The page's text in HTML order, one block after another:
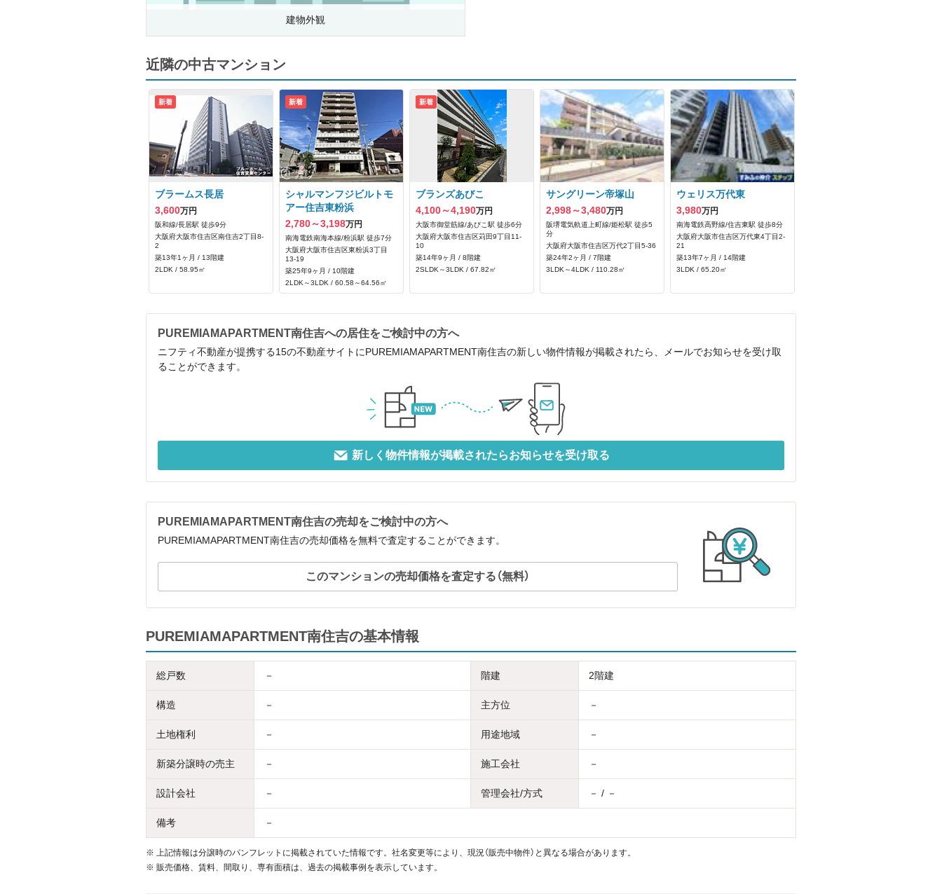
建物外観
近隣の中古マンション
新着
ブラームス長居
3,600万円
阪和線/長居駅 徒歩9分
大阪府大阪市住吉区南住吉2丁目8-
2
築13年1ヶ月 / 13階建
2LDK / 58.95㎡
新着
シャルマンフジビルトモ
アー住吉東粉浜
2,780～3,198万円
南海電鉄南海本線/粉浜駅 徒歩7分
大阪府大阪市住吉区東粉浜3丁目
13-19
築25年9ヶ月 / 10階建
2LDK～3LDK / 60.58～64.56㎡
新着
ブランズあびこ
4,100～4,190万円
大阪市御堂筋線/あびこ駅 徒歩6分
大阪府大阪市住吉区苅田9丁目11-
10
築14年9ヶ月 / 8階建
2SLDK～3LDK / 67.82㎡
サングリーン帝塚山
2,998～3,480万円
阪堺電気軌道上町線/姫松駅 徒歩5
分
大阪府大阪市住吉区万代2丁目5-36
築24年2ヶ月 / 7階建
3LDK～4LDK / 110.28㎡
ウェリス万代東
3,980万円
南海電鉄高野線/住吉東駅 徒歩8分
大阪府大阪市住吉区万代東4丁目2-
21
築13年7ヶ月 / 14階建
3LDK / 65.20㎡
PUREMIAMAPARTMENT南住吉への居住をご検討中の方へ
ニフティ不動産が提携する15の不動産サイトにPUREMIAMAPARTMENT南住吉の新しい物件情報が掲載されたら、メールでお知らせを受け取
ることができます。
新しく物件情報が掲載されたらお知らせを受け取る
PUREMIAMAPARTMENT南住吉の売却をご検討中の方へ
PUREMIAMAPARTMENT南住吉の売却価格を無料で査定することができます。
このマンションの売却価格を査定する（無料）
PUREMIAMAPARTMENT南住吉の基本情報
総戸数 － 階建 2階建
構造 － 主方位 －
土地権利 － 用途地域 －
新築分譲時の売主 － 施工会社 －
設計会社 － 管理会社/方式 － / －
備考 －
※
上記情報は分譲時のパンフレットに掲載されていた情報です。社名変更等により、現況（販売中物件）と異なる場合があります。
※ 販売価格、賃料、間取り、専有面積は、過去の掲載事例を表示しています。